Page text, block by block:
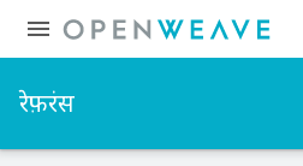
रेफ़रंस